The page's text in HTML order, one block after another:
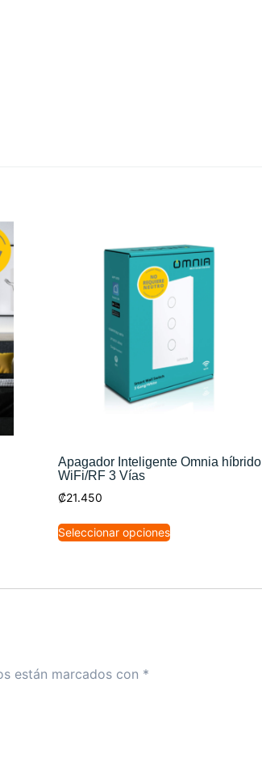
Apagador Inteligente Omnia híbrido
WiFi/RF 3 Vías
₡21.450
Seleccionar opciones
están marcados con *